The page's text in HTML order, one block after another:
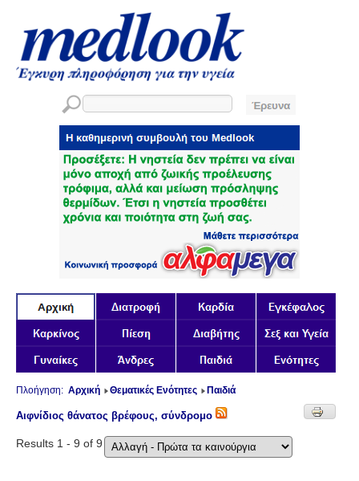
Πλοήγηση: Αρχική Θεματικές Ενότητες Παιδιά
Αιφνίδιος θάνατος βρέφους, σύνδρομο
Results 1 - 9 of 9